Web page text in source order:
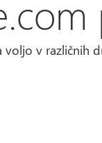
voljo v različnih